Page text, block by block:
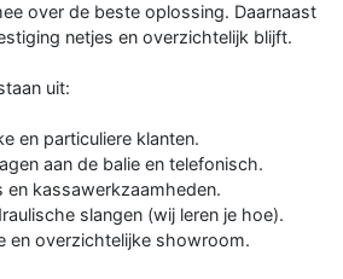
over de beste oplossing. Daarnaast
netjes en overzichtelijk blijft.
uit:
en particuliere klanten.
aan de balie en telefonisch.
en kassawerkzaamheden.
slangen (wij leren je hoe).
en overzichtelijke showroom.